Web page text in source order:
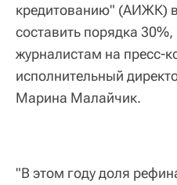
кредитованию" (АИЖК)
составить порядка
журналистам на пресс-
исполнительный
Марина Малайчик.
"В этом году доля